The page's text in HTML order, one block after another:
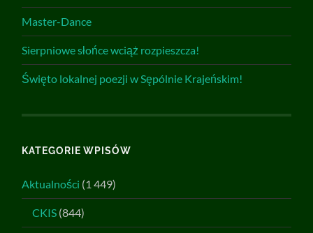
Master-Dance
Sierpniowe słońce wciąż rozpieszcza!
Święto lokalnej poezji w Sępólnie Krajeńskim!
KATEGORIE WPISÓW
Aktualności (1 449)
CKIS (844)